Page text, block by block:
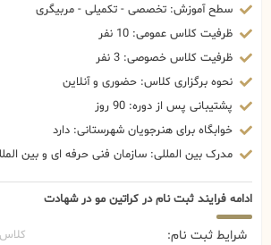
سطح آموزش: تخصصی - تکمیلی - مربیگری
ظرفیت کلاس عمومی: 10 نفر
ظرفیت کلاس خصوصی: 3 نفر
نحوه برگزاری کلاس: حضوری و آنلاین
پشتیبانی پس از دوره: 90 روز
خوابگاه برای هنرجویان شهرستانی: دارد
مدرک بین المللی: سازمان فنی حرفه ای و بین
ادامه فرایند ثبت نام در کراتین مو در شهادت
شرایط ثبت نام: